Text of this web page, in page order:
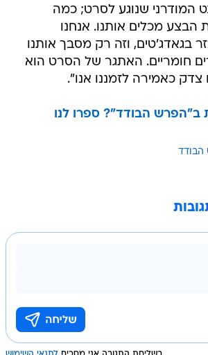
המודרני שנוגע לסרט; כמה
הבצע מכלים אותנו. אנחנו
בגאדג'טים, וזה רק מסבך אותנו
חומריים. האתגר של הסרט הוא
כאמירה לזמננו אנו".
ב"הפרש הבודד"? ספרו לנו